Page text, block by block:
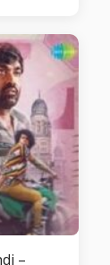
–